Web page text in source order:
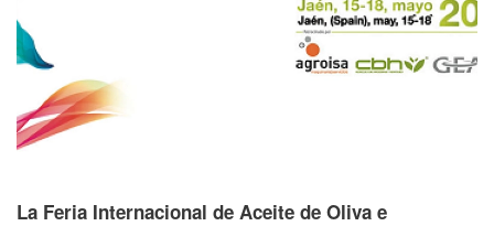
La Feria Internacional de Aceite de Oliva e